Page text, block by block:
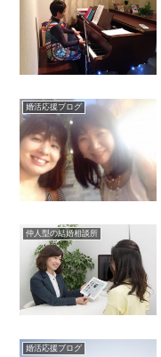
婚活応援ブログ
仲人型の結婚相談所
婚活応援ブログ